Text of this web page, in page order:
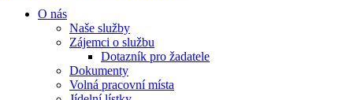
O nás
Naše služby
Zájemci o službu
Dotazník pro žadatele
Dokumenty
Volná pracovní místa